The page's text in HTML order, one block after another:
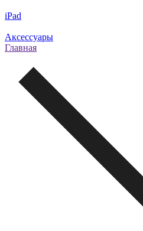
iPad
Аксессуары
Главная